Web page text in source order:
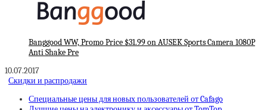
Banggood WW, Promo Price $31.99 on AUSEK Sports Camera 1080P
Anti Shake Pre
10.07.2017
Скидки и распродажи
Специальные цены для новых пользователей от Cafago